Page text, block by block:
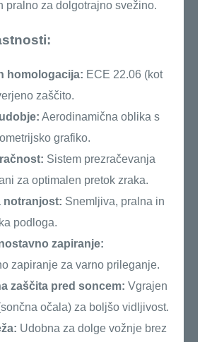
pralno za dolgotrajno svežino.
homologacija: ECE 22.06 (kot
zaščito.
Aerodinamična oblika s
grafiko.
Sistem prezračevanja
za optimalen pretok zraka.
notranjost: Snemljiva, pralna in
podloga.
zapiranje:
zapiranje za varno prileganje.
zaščita pred soncem: Vgrajen
očala) za boljšo vidljivost.
Udobna za dolge vožnje brez